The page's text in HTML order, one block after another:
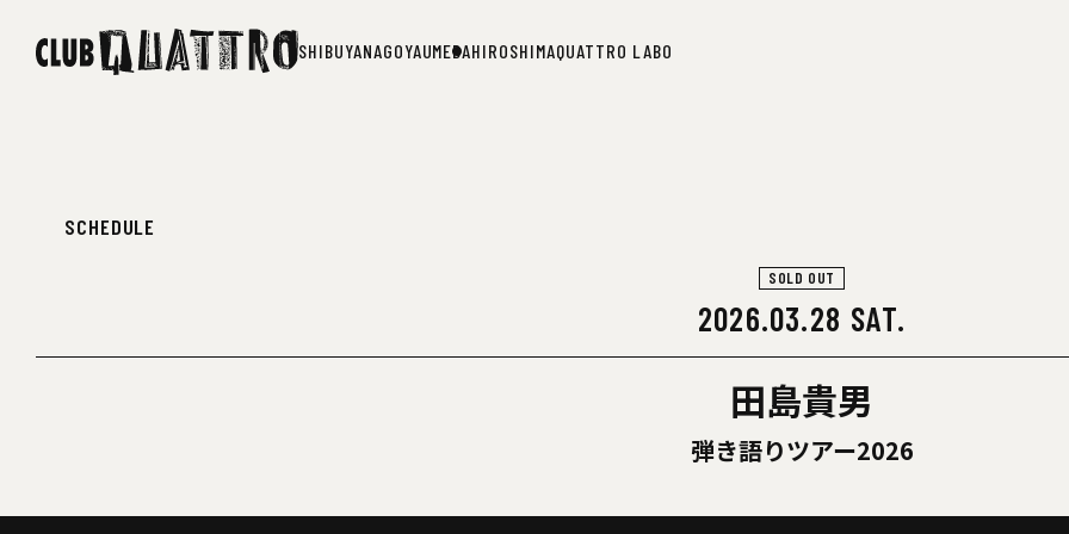
SHIBUYANAGOYAUMEDAHIROSHIMAQUATTRO LABO
SCHEDULE
SOLD OUT
2026.03.28 SAT.
田島貴男
弾き語りツアー2026